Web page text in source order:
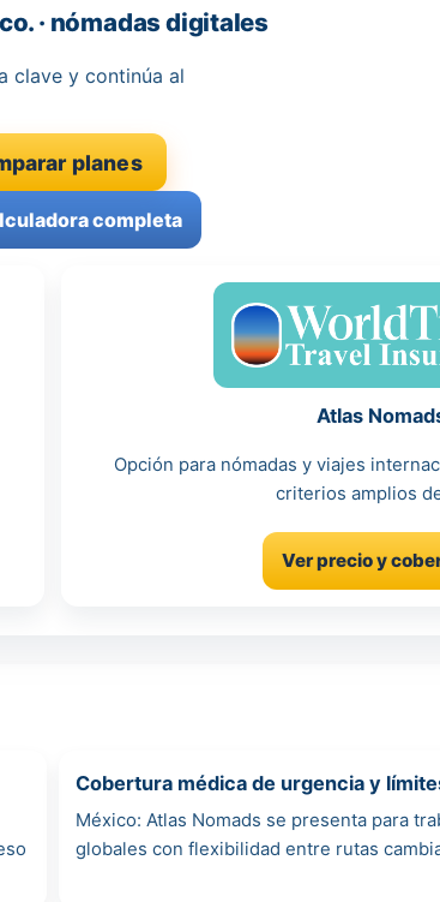
· nómadas digitales
clave y continúa al
planes
completa
Atlas
Opción para nómadas y viajes
criterios amplios
Ver precio y
Cobertura médica de urgencia y
México: Atlas Nomads se presenta para
globales con flexibilidad entre rutas